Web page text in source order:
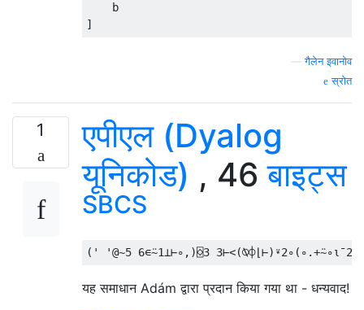
b
—गैलेन इवानोव
स्रोत
1
एपीएल (Dyalog
यूनिकोड) , 46बाइट्स
SBCS
( ' '@~5 6∊⍨1⊥⊢∘,)⌺3 3⊢<(⍉⌽⌊⊢)⍣2∘(∘.+⍨∘⍳¯2
यह समाधान Adám द्वारा प्रदान किया गया था - धन्यवाद!